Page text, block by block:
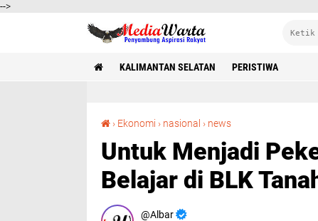
-->
KALIMANTAN SELATAN PERISTIWA
› Ekonomi › nasional › news
Untuk Menjadi
Belajar di BLK
Albar